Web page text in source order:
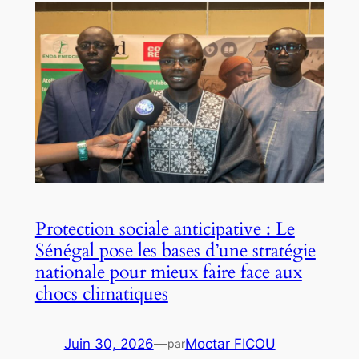
Protection sociale anticipative : Le
Sénégal pose les bases d’une stratégie
nationale pour mieux faire face aux
chocs climatiques
Juin 30, 2026—parMoctar FICOU